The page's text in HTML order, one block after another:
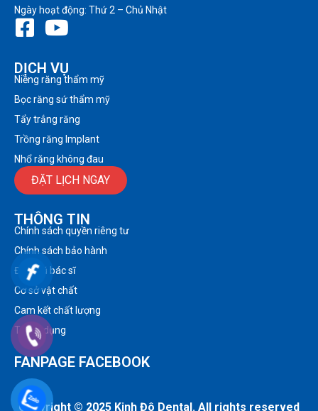
Ngày hoạt động: Thứ 2 – Chủ Nhật
DỊCH VỤ
Niềng răng thẩm mỹ
Bọc răng sứ thẩm mỹ
Tẩy trắng răng
Trồng răng Implant
Nhổ răng không đau
ĐẶT LỊCH NGAY
THÔNG TIN
Chính sách quyền riêng tư
Chính sách bảo hành
Đội ngũ bác sĩ
Cơ sở vật chất
Cam kết chất lượng
Tuyển dụng
FANPAGE FACEBOOK
Copyright © 2025 Kinh Đô Dental. All rights reserved